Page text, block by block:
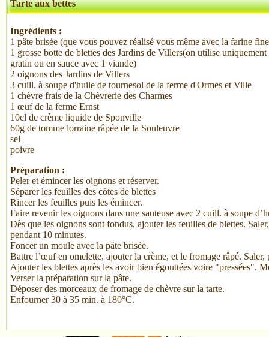
Tarte aux bettes
Ingrédients :
1 pâte brisée (que vous pouvez réalisé vous même avec la farine
1 grosse botte de blettes des Jardins de Villers(on utilise
gratin ou en sauce avec 1 viande)
2 oignons des Jardins de Villers
3 cuill. à soupe d'huile de tournesol de la ferme d'Ormes et Ville
1 chèvre frais de la Chèvrerie des Charmes
1 œuf de la ferme Ernst
10cl de crème liquide de Sponville
60g de tomme lorraine râpée de la Souleuvre
sel
poivre
Préparation :
Peler et émincer les oignons et réserver.
Séparer les feuilles des côtes de blettes
Rincer les feuilles puis les émincer.
Faire revenir les oignons dans une sauteuse avec 2 cuill. à soupe
Dès que les oignons sont fondus, ajouter les feuilles de blettes.
pendant 10 minutes.
Foncer un moule avec la pâte brisée.
Battre l’œuf en omelette, ajouter la crème, et le fromage râpé. Saler,
Ajouter les blettes après les avoir bien égouttées voire "pressées".
Verser la préparation sur la pâte.
Déposer des morceaux de fromage de chèvre sur la tarte.
Enfourner 30 à 35 min. à 180°C.